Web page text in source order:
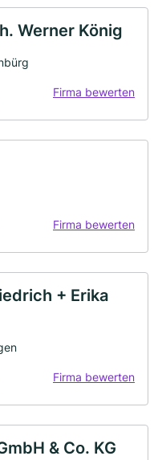
Werner König
Firma bewerten
Firma bewerten
+ Erika
Firma bewerten
& Co. KG